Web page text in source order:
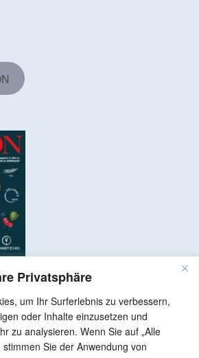
Privatsphäre
um Ihr Surferlebnis zu verbessern,
oder Inhalte einzusetzen und
zu analysieren. Wenn Sie auf „Alle
Sie der Anwendung von
vorbehalten. GenussNetzwerk.com